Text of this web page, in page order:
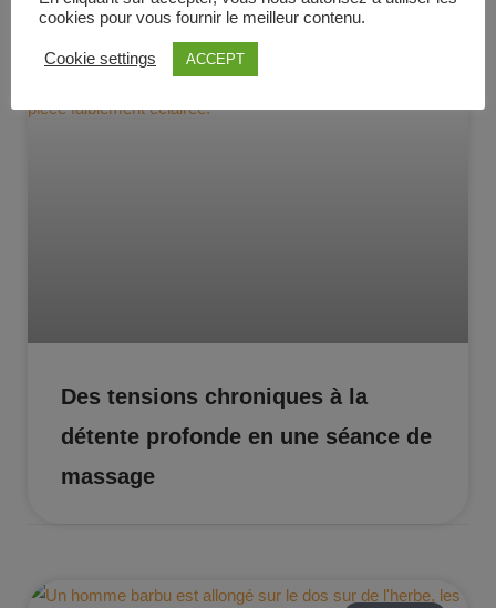
Des tensions chroniques à la
détente profonde en une séance de
massage
cookies pour vous fournir le meilleur contenu.
Cookie settings ACCEPT